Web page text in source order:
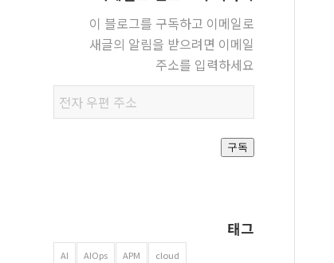
이 블로그를 구독하고 이메일로
새글의 알림을 받으려면 이메일
주소를 입력하세요
우편
주소
구독
태그
AI AIOps APM cloud